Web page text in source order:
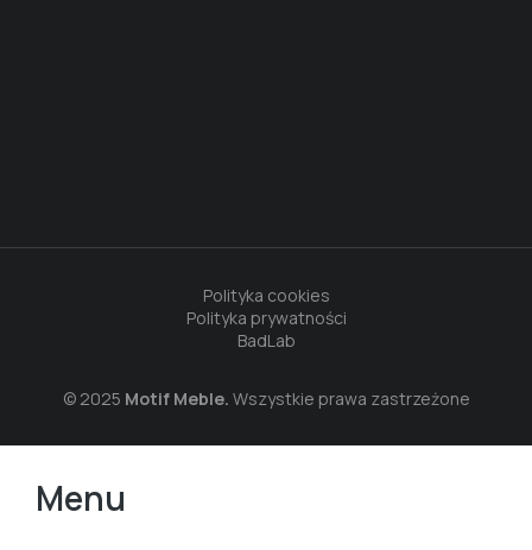
© 2025 Motif Meble. Wszystkie prawa zastrzeżone
Polityka cookies
Polityka prywatności
BadLab
Menu